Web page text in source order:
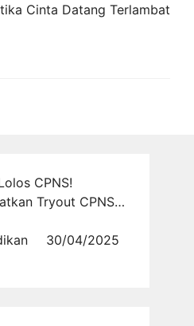
Cinta Datang Terlambat
CPNS!
Tryout CPNS
Tipsnya30/04/2025